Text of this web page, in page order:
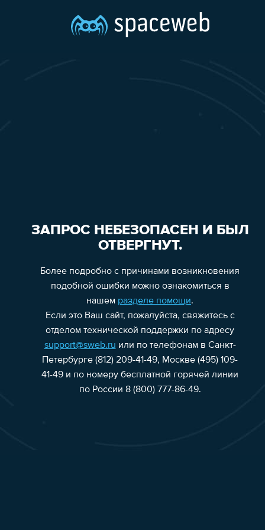
ЗАПРОС НЕБЕЗОПАСЕН И БЫЛ
ОТВЕРГНУТ.
Более подробно с причинами возникновения
подобной ошибки можно ознакомиться в
нашем разделе помощи.
Если это Ваш сайт, пожалуйста, свяжитесь с
отделом технической поддержки по адресу
support@sweb.ru или по телефонам в Санкт-
Петербурге (812) 209-41-49, Москве (495) 109-
41-49 и по номеру бесплатной горячей линии
по России 8 (800) 777-86-49.